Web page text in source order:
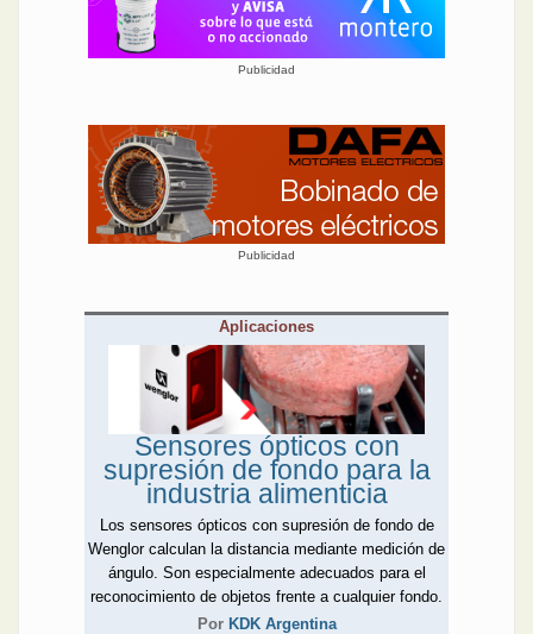
Publicidad
Publicidad
Aplicaciones
Sensores ópticos con
supresión de fondo para la
industria alimenticia
Los sensores ópticos con supresión de fondo de
Wenglor calculan la distancia mediante medición de
ángulo. Son especialmente adecuados para el
reconocimiento de objetos frente a cualquier fondo.
Por KDK Argentina